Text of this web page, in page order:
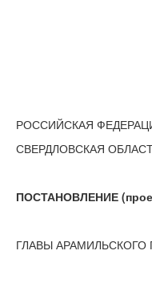
РОССИЙСКАЯ
СВЕРДЛОВСКАЯ
ПОСТАНОВЛЕНИЕ
ГЛАВЫ АРАМИЛЬСКОГО